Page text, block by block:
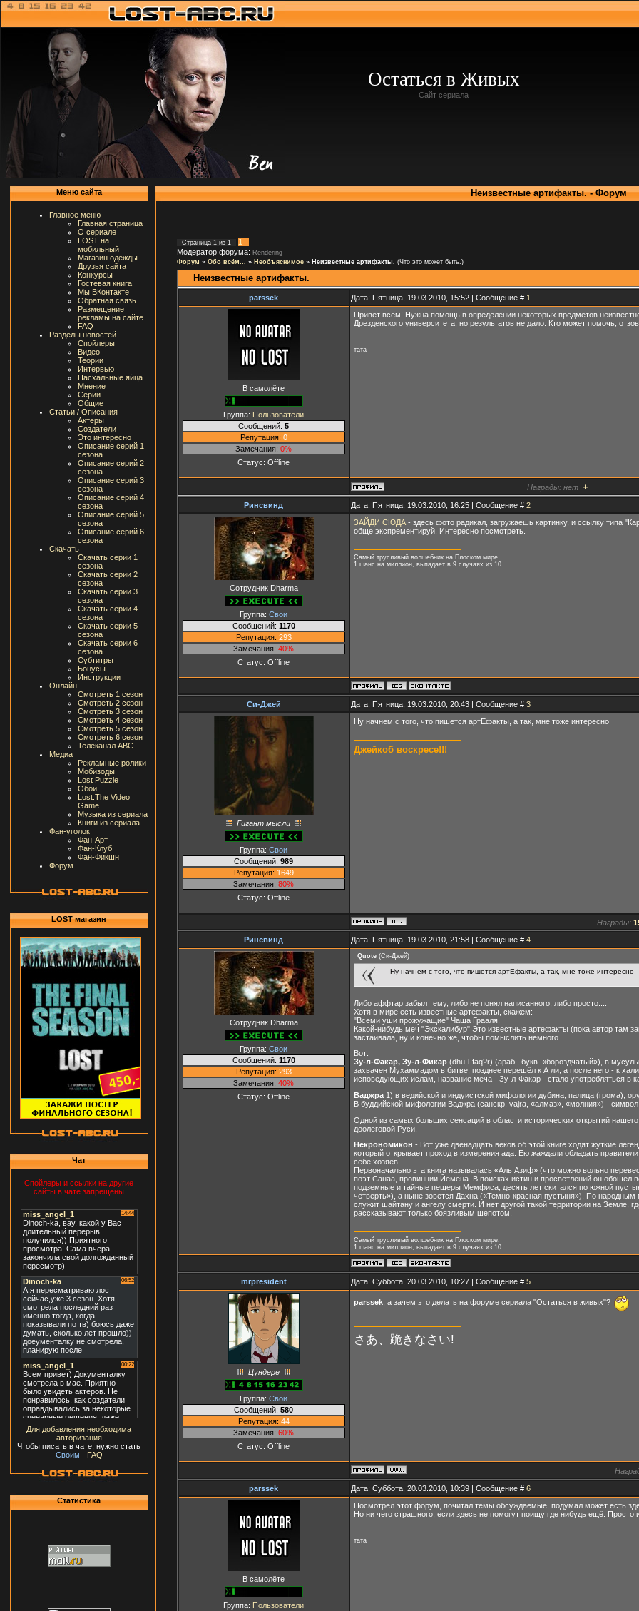
Остаться в Живых
Сайт сериала
Меню сайта
Главное меню
Главная страница
О сериале
LOST на
мобильный
Магазин одежды
Друзья сайта
Конкурсы
Гостевая книга
Мы ВКонтакте
Обратная связь
Размещение
рекламы на сайте
FAQ
Разделы новостей
Спойлеры
Видео
Теории
Интервью
Пасхальные яйца
Мнение
Серии
Общие
Статьи / Описания
Актеры
Создатели
Это интересно
Описание серий 1
сезона
Описание серий 2
сезона
Описание серий 3
сезона
Описание серий 4
сезона
Описание серий 5
сезона
Описание серий 6
сезона
Скачать
Скачать серии 1
сезона
Скачать серии 2
сезона
Скачать серии 3
сезона
Скачать серии 4
сезона
Скачать серии 5
сезона
Скачать серии 6
сезона
Субтитры
Бонусы
Инструкции
Онлайн
Смотреть 1 сезон
Смотреть 2 сезон
Смотреть 3 сезон
Смотреть 4 сезон
Смотреть 5 сезон
Смотреть 6 сезон
Телеканал ABC
Медиа
Рекламные ролики
Мобизоды
Lost Puzzle
Обои
Lost:The Video
Game
Музыка из сериала
Книги из сериала
Фан-уголок
Фан-Арт
Фан-Клуб
Фан-Фикшн
Форум
LOST магазин
Чат
Спойлеры и ссылки на другие
сайты в чате запрещены
Для добавления необходима
авторизация
Чтобы писать в чате, нужно стать
Своим - FAQ
Статистика
Неизвестные артифакты. - Форум
Страница 1 из 1
1
Модератор форума: Rendering
Форум » Обо всём... » Необъяснимое » Неизвестные артифакты. (Что это может быть.)
Неизвестные артифакты.
parssek Дата: Пятница, 19.03.2010, 15:52 | Сообщение # 1
В самолёте
Группа: Пользователи
Сообщений: 5
Репутация: 0
Замечания: 0%
Статус: Offline
Привет всем! Нужна помощь в определении некоторых предметов
Дрезденского университета, но результатов не дало. Кто может помочь,
тата
Награды: нет +
Ринсвинд Дата: Пятница, 19.03.2010, 16:25 | Сообщение # 2
Сотрудник Dharma
Группа: Свои
Сообщений: 1170
Репутация: 293
Замечания: 40%
Статус: Offline
ЗАЙДИ СЮДА- здесь фото радикал, загружаешь картинку, и ссылку типа
обще экспрементируй. Интересно посмотреть.
Самый трусливый волшебник на Плоском мире.
1 шанс на миллион, выпадает в 9 случаях из 10.
Си-Джей Дата: Пятница, 19.03.2010, 20:43 | Сообщение # 3
Гигант мысли
Группа: Свои
Сообщений: 989
Репутация: 1649
Замечания: 80%
Статус: Offline
Ну начнем с того, что пишется артЕфакты, а так, мне тоже интересно
Джейкоб воскресе!!!
Награды:
Ринсвинд Дата: Пятница, 19.03.2010, 21:58 | Сообщение # 4
Сотрудник Dharma
Группа: Свои
Сообщений: 1170
Репутация: 293
Замечания: 40%
Статус: Offline
Quote(Си-Джей)
Ну начнем с того, что пишется артЕфакты, а так, мне тоже интересно
Либо аффтар забыл тему, либо не понял написанного, либо просто....
Хотя в мире есть известные артефакты, скажем:
"Всеми уши прожужащие" Чаша Грааля.
Какой-нибудь меч "Экскалибур" Это известные артефакты (пока автор там
застаивала, ну и конечно же, чтобы помыслить немного...
Вот:
Зу-л-Факар, Зу-л-Фикар(dhu-l-faq?r) (араб., букв. «бороздчатый»), в
захвачен Мухаммадом в битве, позднее перешёл к А ли, а после него - к
исповедующих ислам, название меча - Зу-л-Факар - стало употребляться в
Ваджра1) в ведийской и индуистской мифологии дубина, палица (грома),
В буддийской мифологии Ваджра (санскр. vajra, «алмаз», «молния») - символ
Одной из самых больших сенсаций в области исторических открытий нашего
доолеговой Руси.
Некрономикон - Вот уже двенадцать веков об этой книге ходят жуткие
который открывает проход в измерения ада. Ею жаждали обладать
себе хозяев.
Первоначально эта книга называлась «Аль Азиф» (что можно вольно
поэт Санаа, провинции Йемена. В поисках истин и просветлений он обошел
подземные и тайные пещеры Мемфиса, десять лет скитался по южной
четверть»), а ныне зовется Дахна («Темно-красная пустыня»). По
служит шайтану и ангелу смерти. И нет другой такой территории на Земле,
рассказывают только боязливым шепотом.
Самый трусливый волшебник на Плоском мире.
1 шанс на миллион, выпадает в 9 случаях из 10.
mrpresident Дата: Суббота, 20.03.2010, 10:27 | Сообщение # 5
Цундере
Группа: Свои
Сообщений: 580
Репутация: 44
Замечания: 60%
Статус: Offline
parssek, а зачем это делать на форуме сериала "Остаться в живых"?
さあ、跪きなさい!
parssek Дата: Суббота, 20.03.2010, 10:39 | Сообщение # 6
В самолёте
Группа: Пользователи
Посмотрел этот форум, почитал темы обсуждаемые, подумал может есть
Но ни чего страшного, если здесь не помогут поищу где нибудь ещё. Просто
тата